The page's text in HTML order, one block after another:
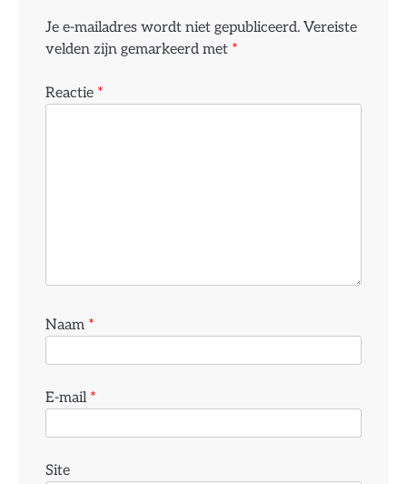
Je e-mailadres wordt niet gepubliceerd. Vereiste
velden zijn gemarkeerd met *
Reactie *
Naam *
E-mail *
Site